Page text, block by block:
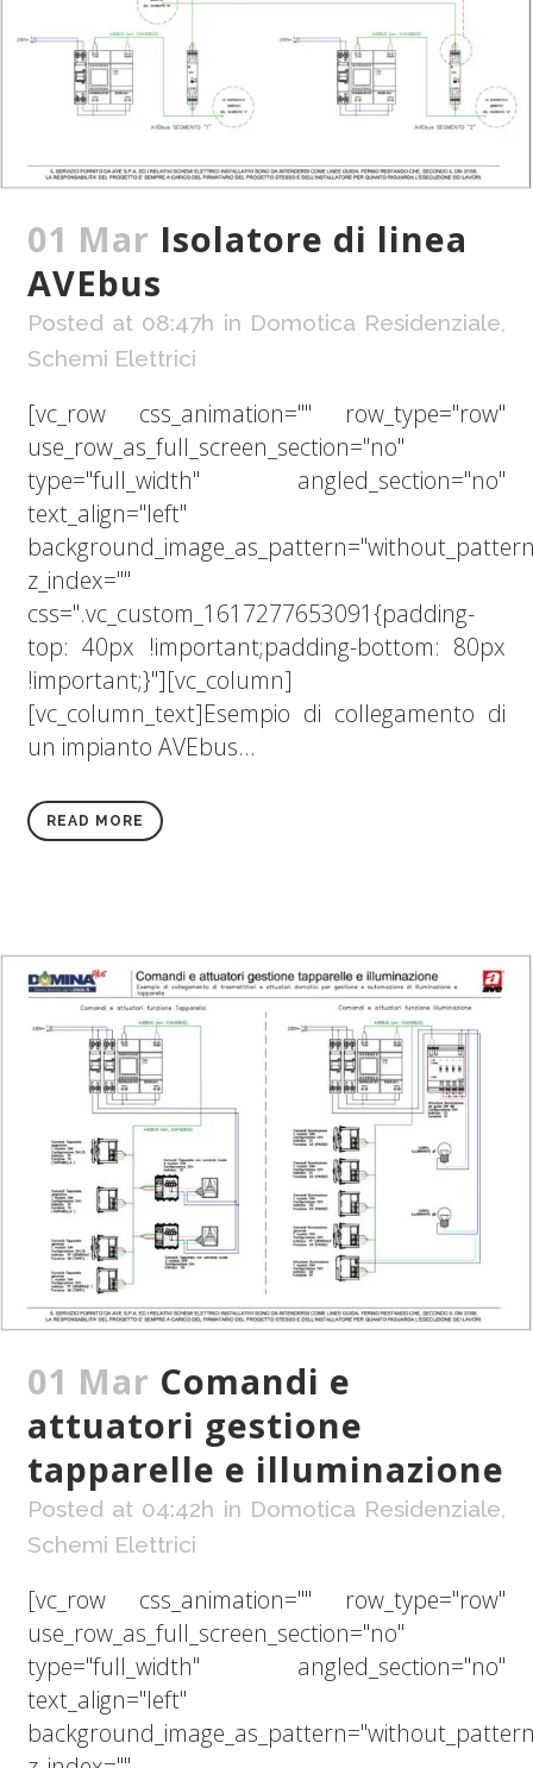
01 Mar Isolatore di linea
AVEbus
Posted at 08:47h in Domotica Residenziale,
Schemi Elettrici
[vc_row css_animation="" row_type="row"
use_row_as_full_screen_section="no"
type="full_width" angled_section="no"
text_align="left"
z_index=""
css=".vc_custom_1617277653091{padding-
top: 40px !important;padding-bottom: 80px
!important;}"][vc_column]
[vc_column_text]Esempio di collegamento di
un impianto AVEbus...
READ MORE
01 Mar Comandi e
attuatori gestione
tapparelle e illuminazione
Posted at 04:42h in Domotica Residenziale,
Schemi Elettrici
[vc_row css_animation="" row_type="row"
use_row_as_full_screen_section="no"
type="full_width" angled_section="no"
text_align="left"